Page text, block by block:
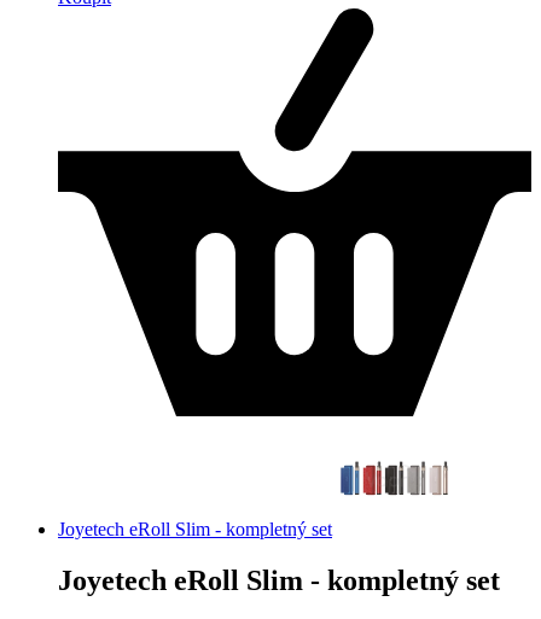
Joyetech eRoll Slim - kompletný set
Joyetech eRoll Slim - kompletný set